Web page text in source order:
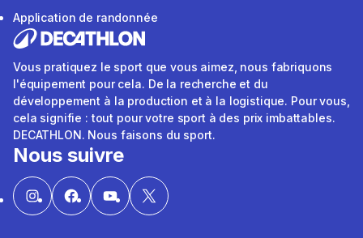
Application de randonnée
Vous pratiquez le sport que vous aimez, nous fabriquons
l'équipement pour cela. De la recherche et du
développement à la production et à la logistique. Pour vous,
cela signifie : tout pour votre sport à des prix imbattables.
DECATHLON. Nous faisons du sport.
Nous suivre